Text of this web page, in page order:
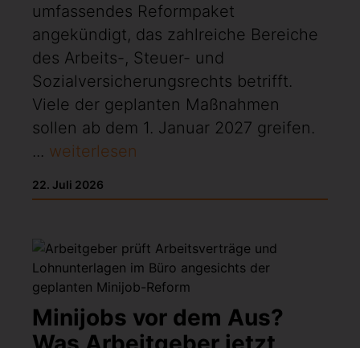
umfassendes Reformpaket
angekündigt, das zahlreiche Bereiche
des Arbeits-, Steuer- und
Sozialversicherungsrechts betrifft.
Viele der geplanten Maßnahmen
sollen ab dem 1. Januar 2027 greifen.
... weiterlesen
22. Juli 2026
Minijobs vor dem Aus?